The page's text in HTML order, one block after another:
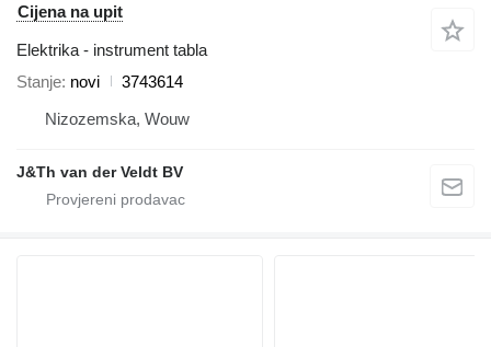
Cijena na upit
Elektrika - instrument tabla
Stanje novi
3743614
Nizozemska, Wouw
J&Th van der Veldt BV